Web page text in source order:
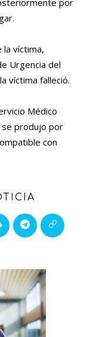
víctima,
Urgencia del
víctima falleció.
Médico
se produjo por
con